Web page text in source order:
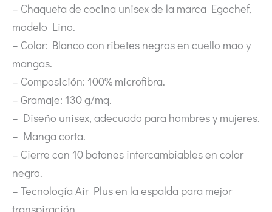
– Chaqueta de cocina unisex de la marca Egochef,
modelo Lino.
– Color: Blanco con ribetes negros en cuello mao y
mangas.
– Composición: 100% microfibra.
– Gramaje: 130 g/mq.
– Diseño unisex, adecuado para hombres y mujeres.
– Manga corta.
– Cierre con 10 botones intercambiables en color
negro.
– Tecnología Air Plus en la espalda para mejor
transpiración.